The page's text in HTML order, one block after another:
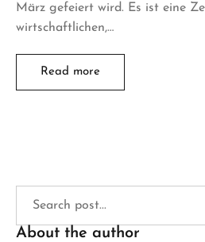
März gefeiert wird. Es ist eine
wirtschaftlichen,…
Read more
About the author